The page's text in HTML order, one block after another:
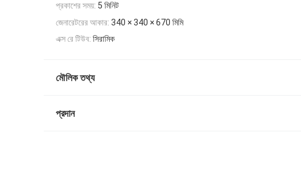
প্রকাশের সময়: 5 মিনিট
জেনারেটরের আকার: 340 × 340 × 670 মিমি
এক্স রে টিউব: সিরামিক
মৌলিক তথ্য
প্রদান